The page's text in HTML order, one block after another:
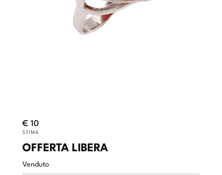
€ 10
STIMA
OFFERTA LIBERA
Venduto